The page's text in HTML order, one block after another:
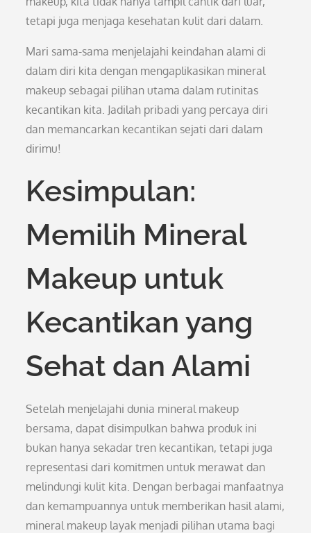
tetapi juga menjaga kesehatan kulit dari dalam.
Mari sama-sama menjelajahi keindahan alami di
dalam diri kita dengan mengaplikasikan mineral
makeup sebagai pilihan utama dalam rutinitas
kecantikan kita. Jadilah pribadi yang percaya diri
dan memancarkan kecantikan sejati dari dalam
dirimu!
Kesimpulan:
Memilih Mineral
Makeup untuk
Kecantikan yang
Sehat dan Alami
Setelah menjelajahi dunia mineral makeup
bersama, dapat disimpulkan bahwa produk ini
bukan hanya sekadar tren kecantikan, tetapi juga
representasi dari komitmen untuk merawat dan
melindungi kulit kita. Dengan berbagai manfaatnya
dan kemampuannya untuk memberikan hasil alami,
mineral makeup layak menjadi pilihan utama bagi